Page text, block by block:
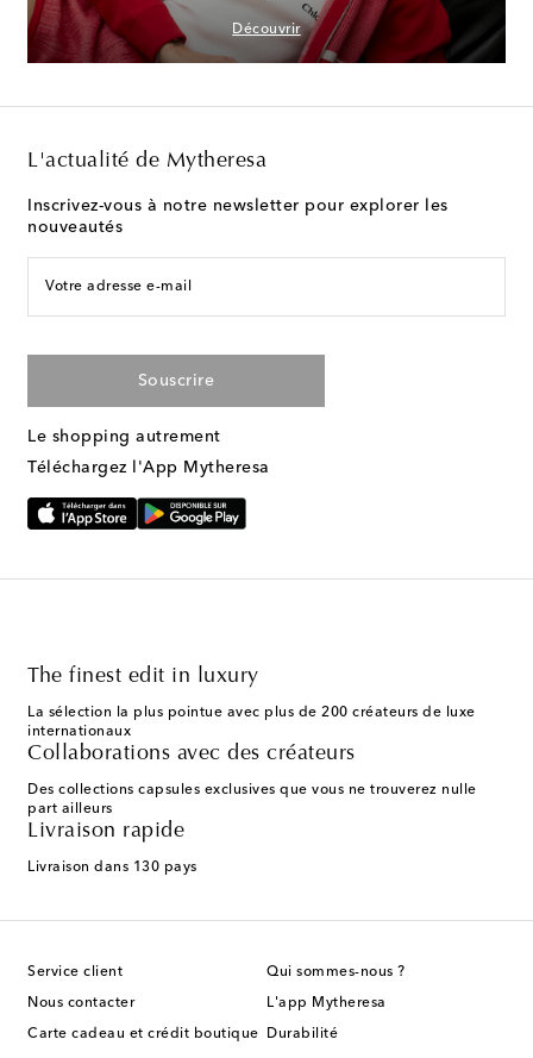
Découvrir
L'actualité de Mytheresa
Inscrivez-vous à notre newsletter pour explorer les
nouveautés
Votre adresse e-mail
Souscrire
Le shopping autrement
Téléchargez l'App Mytheresa
The finest edit in luxury
La sélection la plus pointue avec plus de 200 créateurs de luxe
internationaux
Collaborations avec des créateurs
Des collections capsules exclusives que vous ne trouverez nulle
part ailleurs
Livraison rapide
Livraison dans 130 pays
Service client
Nous contacter
Carte cadeau et crédit boutique
Qui sommes-nous ?
L'app Mytheresa
Durabilité